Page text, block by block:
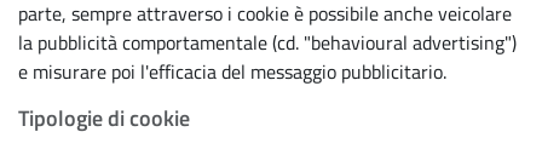
parte, sempre attraverso i cookie è possibile anche veicolare
la pubblicità comportamentale (cd. "behavioural advertising")
e misurare poi l'efficacia del messaggio pubblicitario.
Tipologie di cookie